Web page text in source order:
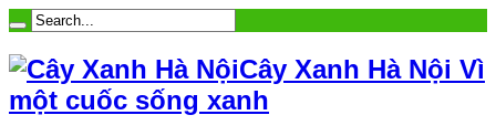
Cây Xanh Hà Nội Vì
một cuốc sống xanh